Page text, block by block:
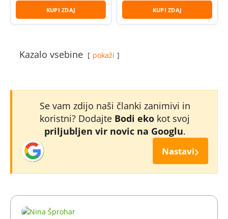
KUPI ZDAJ KUPI ZDAJ
Kazalo vsebine pokaži
Se vam zdijo naši članki zanimivi in
koristni? Dodajte Bodi eko kot svoj
priljubljen vir novic na Googlu.
Nastavi›